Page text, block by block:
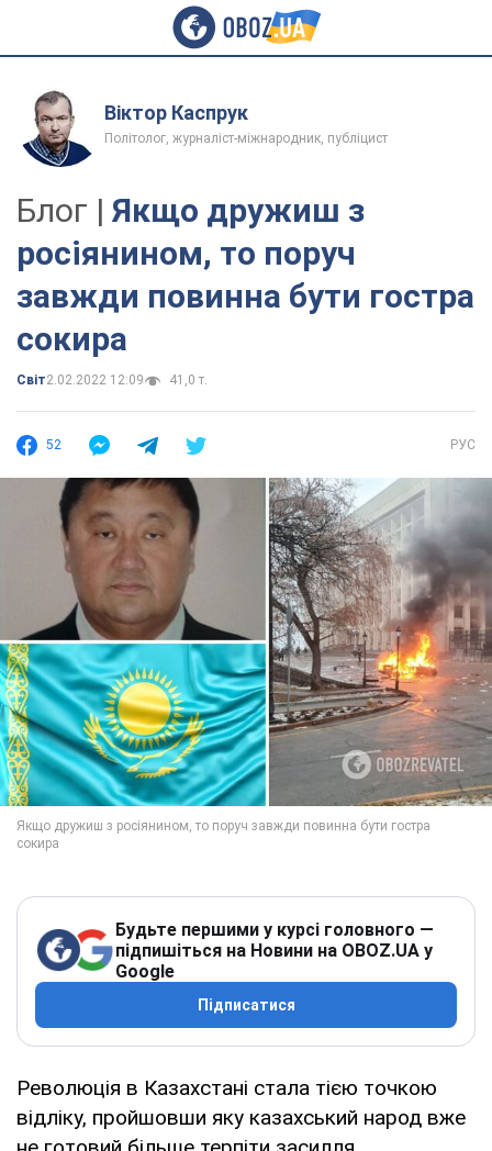
Віктор Каспрук
Політолог, журналіст-міжнародник, публіцист
Блог | Якщо дружиш з
росіянином, то поруч
завжди повинна бути гостра
сокира
Світ2.02.2022 12:09 41,0 т.
52 РУС
Будьте першими у курсі головного —
підпишіться на Новини на OBOZ.UA у
Google
Підписатися
Революція в Казахстані стала тією точкою
відліку, пройшовши яку казахський народ вже